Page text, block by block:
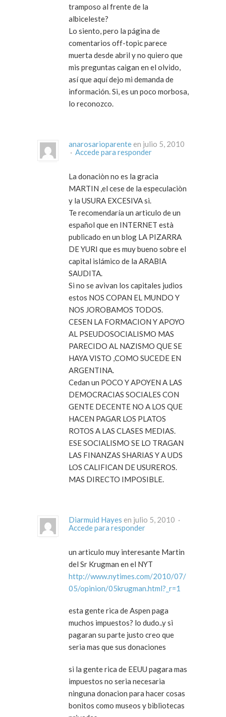
tramposo al frente de la
albiceleste?
Lo siento, pero la página de
comentarios off-topic parece
muerta desde abril y no quiero que
mis preguntas caigan en el olvido,
así que aquí dejo mi demanda de
información. Si, es un poco morbosa,
lo reconozco.
anarosarioparente en julio 5, 2010
· Accede para responder
La donaciòn no es la gracia
MARTIN ,el cese de la especulaciòn
y la USURA EXCESIVA si.
Te recomendaría un artìculo de un
español que en INTERNET està
publicado en un blog LA PIZARRA
DE YURI que es muy bueno sobre el
capital islámico de la ARABIA
SAUDITA.
Si no se avivan los capitales judios
estos NOS COPAN EL MUNDO Y
NOS JOROBAMOS TODOS.
CESEN LA FORMACION Y APOYO
AL PSEUDOSOCIALISMO MAS
PARECIDO AL NAZISMO QUE SE
HAYA VISTO ,COMO SUCEDE EN
ARGENTINA.
Cedan un POCO Y APOYEN A LAS
DEMOCRACIAS SOCIALES CON
GENTE DECENTE NO A LOS QUE
HACEN PAGAR LOS PLATOS
ROTOS A LAS CLASES MEDIAS.
ESE SOCIALISMO SE LO TRAGAN
LAS FINANZAS SHARIAS Y A UDS
LOS CALIFICAN DE USUREROS.
MAS DIRECTO IMPOSIBLE.
Diarmuid Hayes
en julio 5, 2010 ·
Accede para responder
un articulo muy interesante Martin
del Sr Krugman en el NYT
http://www.nytimes.com/2010/07/
05/opinion/05krugman.html?_r=1
esta gente rica de Aspen paga
muchos impuestos? lo dudo..y si
pagaran su parte justo creo que
seria mas que sus donaciones
si la gente rica de EEUU pagara mas
impuestos no seria necesaria
ninguna donacion para hacer cosas
bonitos como museos y bibliotecas